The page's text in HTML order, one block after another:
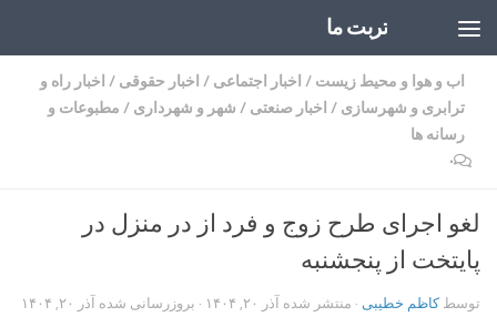
تربت ما
اب و هوا و محیط زیست / اخبار اجتماعی / اخبار حقوقی / اخبار راه و
ترابری و شهرسازی / اخبار صنعتی / شهر و شهرداری / مطبوعات و
رسانه ها
۰
لغو اجرای طرح زوج و فرد از در منزل در
پایتخت از پنجشنبه
توسطکاظم خطیبی · منتشر شده آذر ۲۰, ۱۴۰۴ · بروزرسانی شده آذر ۲۰, ۱۴۰۴